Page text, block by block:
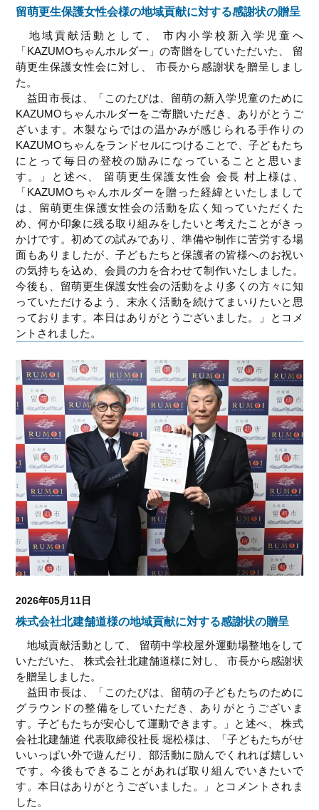
留萌更生保護女性会様の地域貢献に対する感謝状の贈呈
地域貢献活動として、 市内小学校新入学児童へ
「KAZUMOちゃんホルダー」の寄贈をしていただいた、 留
萌更生保護女性会に対し、 市長から感謝状を贈呈しまし
た。
益田市長は、「このたびは、留萌の新入学児童のために
KAZUMOちゃんホルダーをご寄贈いただき、ありがとうご
ざいます。木製ならではの温かみが感じられる手作りの
KAZUMOちゃんをランドセルにつけることで、子どもたち
にとって毎日の登校の励みになっていることと思いま
す。」と述べ、 留萌更生保護女性会 会長 村上様は、
「KAZUMOちゃんホルダーを贈った経緯といたしまして
は、留萌更生保護女性会の活動を広く知っていただくた
め、何か印象に残る取り組みをしたいと考えたことがきっ
かけです。初めての試みであり、準備や制作に苦労する場
面もありましたが、子どもたちと保護者の皆様へのお祝い
の気持ちを込め、会員の力を合わせて制作いたしました。
今後も、留萌更生保護女性会の活動をより多くの方々に知
っていただけるよう、末永く活動を続けてまいりたいと思
っております。本日はありがとうございました。」とコメ
ントされました。
2026年05月11日
株式会社北建舗道様の地域貢献に対する感謝状の贈呈
地域貢献活動として、 留萌中学校屋外運動場整地をして
いただいた、 株式会社北建舗道様に対し、 市長から感謝状
を贈呈しました。
益田市長は、「このたびは、留萌の子どもたちのために
グラウンドの整備をしていただき、ありがとうございま
す。子どもたちが安心して運動できます。」と述べ、 株式
会社北建舗道 代表取締役社長 堀松様は、「子どもたちがせ
いいっぱい外で遊んだり、部活動に励んでくれれば嬉しい
です。今後もできることがあれば取り組んでいきたいで
す。本日はありがとうございました。」とコメントされま
した。